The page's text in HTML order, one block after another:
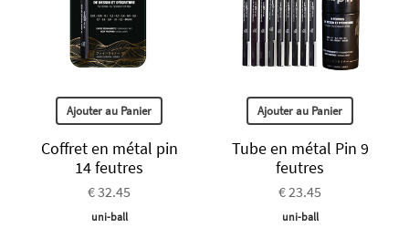
Ajouter au Panier
Coffret en métal pin
14 feutres
€ 32.45
uni-ball
Ajouter au Panier
Tube en métal Pin 9
feutres
€ 23.45
uni-ball